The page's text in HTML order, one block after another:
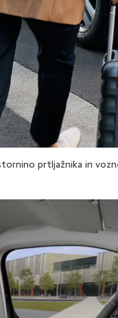
prtljažnika in